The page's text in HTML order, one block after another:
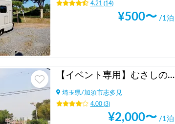
4.21 (14)
¥500〜 /1泊
【イベント専用】むさしの村駐車場
埼玉県/加須市志多見
4.00(3)
¥2,000〜 /1泊